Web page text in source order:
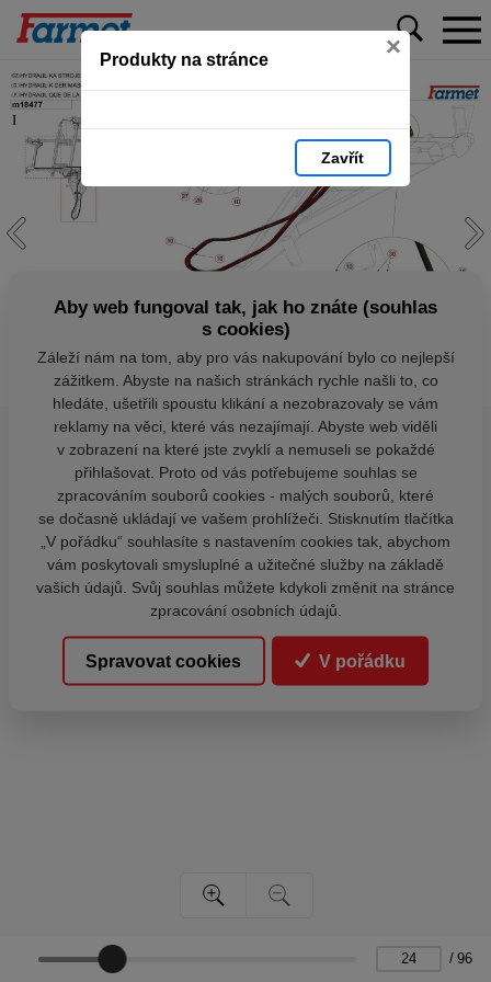
Produkty na stránce ×
Zavřít
/ 96
Aby web fungoval tak, jak ho znáte (souhlas
s cookies)
Záleží nám na tom, aby pro vás nakupování bylo co nejlepší
zážitkem. Abyste na našich stránkách rychle našli to, co
hledáte, ušetřili spoustu klikání a nezobrazovaly se vám
reklamy na věci, které vás nezajímají. Abyste web viděli
v zobrazení na které jste zvyklí a nemuseli se pokaždé
přihlašovat. Proto od vás potřebujeme souhlas se
zpracováním souborů cookies - malých souborů, které
se dočasně ukládají ve vašem prohlížeči. Stisknutím tlačítka
„V pořádku“ souhlasíte s nastavením cookies tak, abychom
vám poskytovali smysluplné a užitečné služby na základě
vašich údajů. Svůj souhlas můžete kdykoli změnit na stránce
zpracování osobních údajů.
Spravovat cookies V pořádku